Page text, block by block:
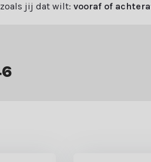
jij dat wilt: vooraf of